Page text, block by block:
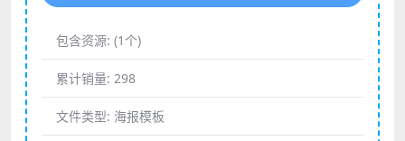
包含资源: (1个)
累计销量: 298
文件类型: 海报模板